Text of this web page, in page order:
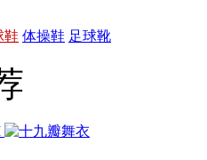
鞋 体操鞋 足球靴